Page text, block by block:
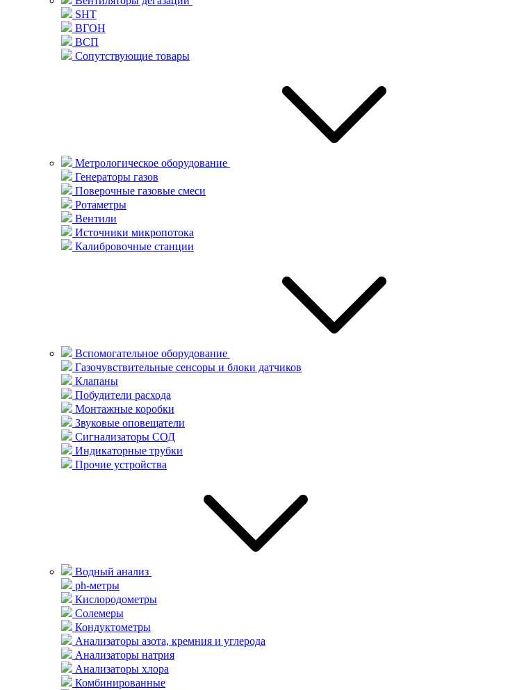
SHT
ВГОН
ВСП
Сопутствующие товары
Метрологическое оборудование
Генераторы газов
Поверочные газовые смеси
Ротаметры
Вентили
Источники микропотока
Калибровочные станции
Вспомогательное оборудование
Газочувствительные сенсоры и блоки датчиков
Клапаны
Побудители расхода
Монтажные коробки
Звуковые оповещатели
Сигнализаторы СОД
Индикаторные трубки
Прочие устройства
Водный анализ
ph-метры
Кислородометры
Солемеры
Кондуктометры
Анализаторы азота, кремния и углерода
Анализаторы натрия
Анализаторы хлора
Комбинированные